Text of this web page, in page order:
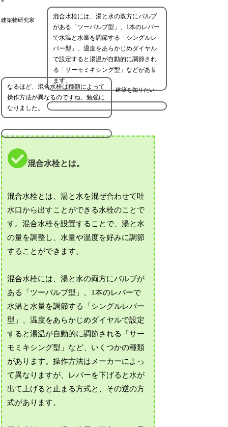
建築物研究家
混合水栓には、湯と水の双方にバルブ
がある「ツーバルブ型」、1本のレバー
で水温と水量を調節する「シングルレ
バー型」、温度をあらかじめダイヤル
で設定すると湯温が自動的に調節され
る「サーモミキシング型」などがあり
ます。
建築を知りたい
なるほど、混合水栓は種類によって
操作方法が異なるのですね。勉強に
なりました。
混合水栓とは。
混合水栓とは、湯と水を混ぜ合わせて吐
水口から出すことができる水栓のことで
す。混合水栓を設置することで、湯と水
の量を調整し、水量や温度を好みに調節
することができます。
混合水栓には、湯と水の両方にバルブが
ある「ツーバルブ型」、1本のレバーで
水温と水量を調節する「シングルレバー
型」、温度をあらかじめダイヤルで設定
すると湯温が自動的に調節される「サー
モミキシング型」など、いくつかの種類
があります。操作方法はメーカーによっ
て異なりますが、レバーを下げると水が
出て上げると止まる方式と、その逆の方
式があります。